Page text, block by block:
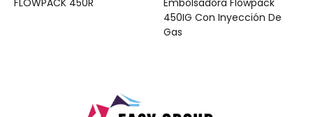
FLOWPACK 450R
Embolsadora Flowpack
450IG Con Inyección De
Gas